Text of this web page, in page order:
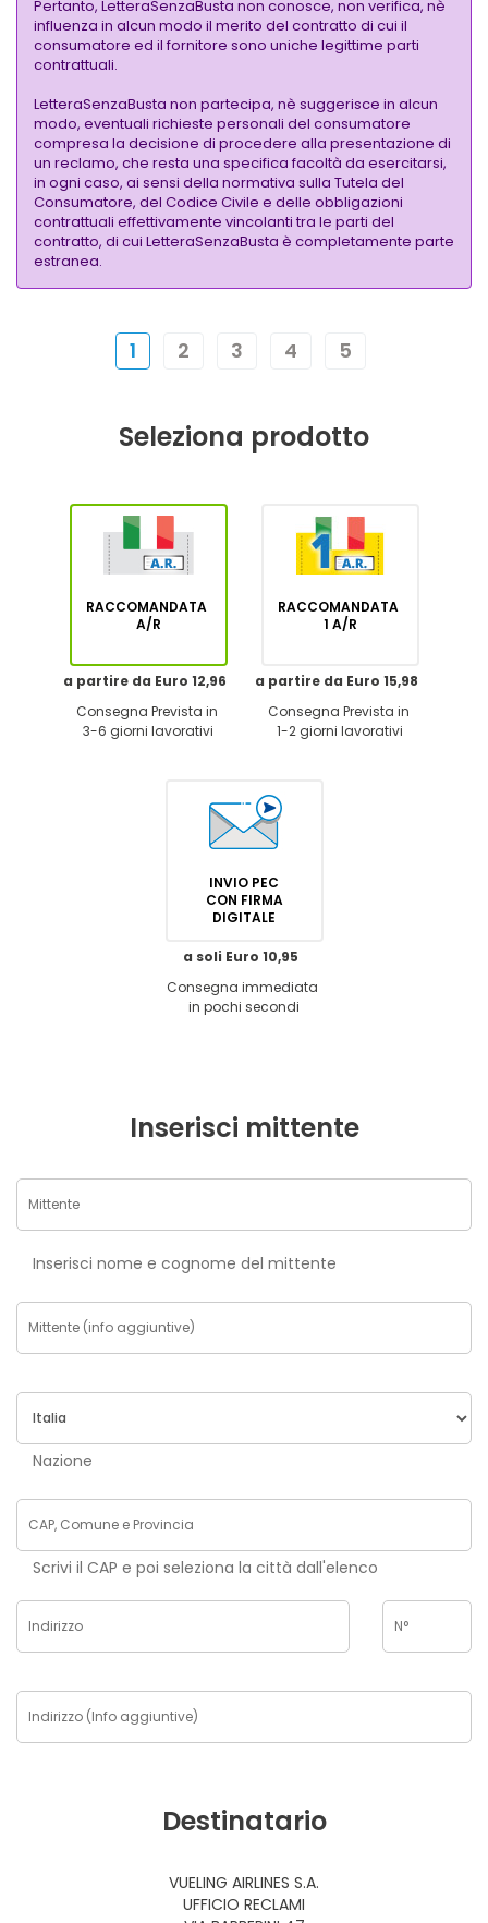
Pertanto, LetteraSenzaBusta non conosce, non verifica, nè
influenza in alcun modo il merito del contratto di cui il
consumatore ed il fornitore sono uniche legittime parti
contrattuali.
LetteraSenzaBusta non partecipa, nè suggerisce in alcun
modo, eventuali richieste personali del consumatore
compresa la decisione di procedere alla presentazione di
un reclamo, che resta una specifica facoltà da esercitarsi,
in ogni caso, ai sensi della normativa sulla Tutela del
Consumatore, del Codice Civile e delle obbligazioni
contrattuali effettivamente vincolanti tra le parti del
contratto, di cui LetteraSenzaBusta è completamente parte
estranea.
1 2 3 4 5
Seleziona prodotto
RACCOMANDATA
A/R
a partire da Euro 12,96
Consegna Prevista in
3-6 giorni lavorativi
RACCOMANDATA
1 A/R
a partire da Euro 15,98
Consegna Prevista in
1-2 giorni lavorativi
INVIO PEC
CON FIRMA
DIGITALE
a soli Euro 10,95
Consegna immediata
in pochi secondi
Inserisci mittente
Inserisci nome e cognome del mittente
Nazione
Scrivi il CAP e poi seleziona la città dall'elenco
Destinatario
VUELING AIRLINES S.A.
UFFICIO RECLAMI